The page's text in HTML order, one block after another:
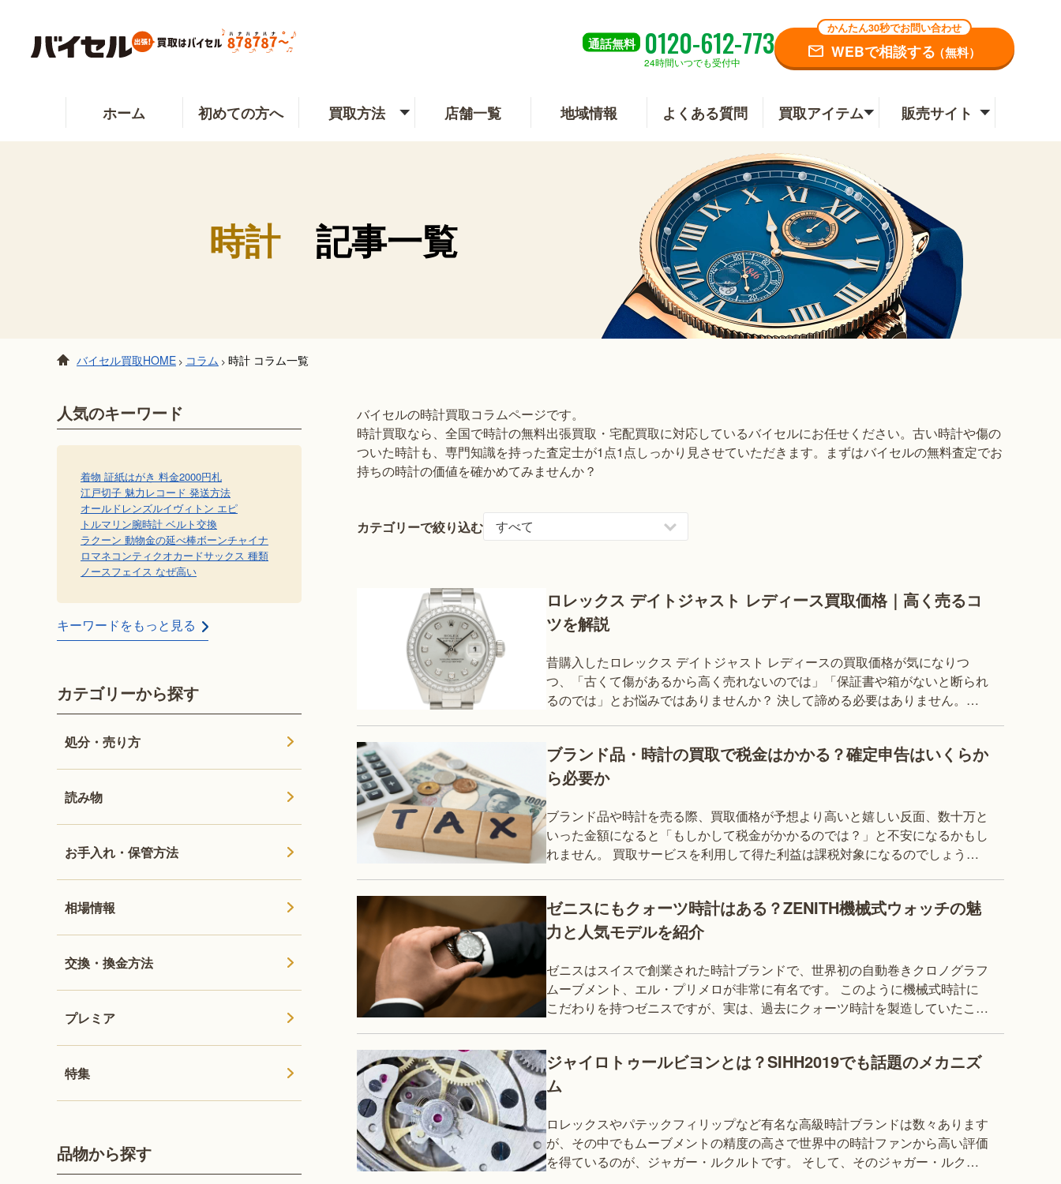
通話無料 0120-612-773
24時間いつでも受付中
かんたん30秒でお問い合わせ
WEBで相談する（無料）
ホーム 初めての方へ 買取方法 店舗一覧 地域情報 よくある質問 買取アイテム 販売サイト
時計記事一覧
バイセル買取HOME > コラム > 時計 コラム一覧
バイセルの時計買取コラムページです。
時計買取なら、全国で時計の無料出張買取・宅配買取に対応しているバイセルにお任せください。古い時計や傷の
ついた時計も、専門知識を持った査定士が1点1点しっかり見させていただきます。まずはバイセルの無料査定でお
持ちの時計の価値を確かめてみませんか？
カテゴリーで絞り込む
ロレックス デイトジャスト レディース買取価格｜高く売るコ
ツを解説
昔購入したロレックス デイトジャスト レディースの買取価格が気になりつ
つ、「古くて傷があるから高く売れないのでは」「保証書や箱がないと断られ
るのでは」とお悩みではありませんか？ 決して諦める必要はありません。デ
ブランド品・時計の買取で税金はかかる？確定申告はいくらか
ら必要か
ブランド品や時計を売る際、買取価格が予想より高いと嬉しい反面、数十万と
いった金額になると「もしかして税金がかかるのでは？」と不安になるかもし
れません。 買取サービスを利用して得た利益は課税対象になるのでしょう
ゼニスにもクォーツ時計はある？ZENITH機械式ウォッチの魅
力と人気モデルを紹介
ゼニスはスイスで創業された時計ブランドで、世界初の自動巻きクロノグラフ
ムーブメント、エル・プリメロが非常に有名です。 このように機械式時計に
こだわりを持つゼニスですが、実は、過去にクォーツ時計を製造していたこと
ジャイロトゥールビヨンとは？SIHH2019でも話題のメカニズ
ム
ロレックスやパテックフィリップなど有名な高級時計ブランドは数々あります
が、その中でもムーブメントの精度の高さで世界中の時計ファンから高い評価
を得ているのが、ジャガー・ルクルトです。 そして、そのジャガー・ルクル
人気のキーワード
着物 証紙はがき 料金2000円札
江戸切子 魅力 レコード 発送方法
オールドレンズルイヴィトン エピ
トルマリン腕時計 ベルト交換
ラクーン 動物金の延べ棒ボーンチャイナ
ロマネコンティクオカードサックス 種類
ノースフェイス なぜ高い
キーワードをもっと見る
カテゴリーから探す
処分・売り方
読み物
お手入れ・保管方法
相場情報
交換・換金方法
プレミア
特集
品物から探す